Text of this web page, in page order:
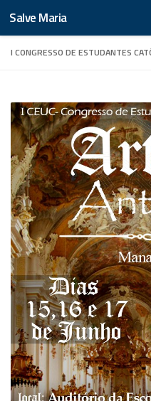
Salve Maria
I CONGRESSO DE ESTUDANTES